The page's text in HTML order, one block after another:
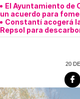
El Ayuntamiento de
un acuerdo para
Constantí acogerá
Repsol para
20